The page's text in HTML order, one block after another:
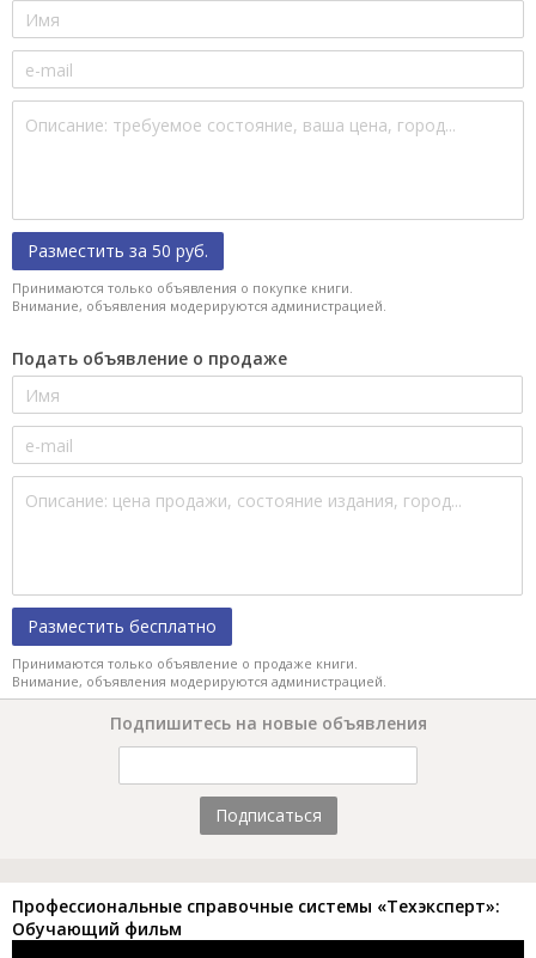
Разместить за 50 руб.
Принимаются только объявления о покупке книги.
Внимание, объявления модерируются администрацией.
Подать объявление о продаже
Разместить бесплатно
Принимаются только объявление о продаже книги.
Внимание, объявления модерируются администрацией.
Подпишитесь на новые объявления
Подписаться
Профессиональные справочные системы «Техэксперт»:
Обучающий фильм